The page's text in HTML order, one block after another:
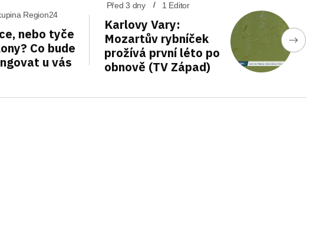
Region24
nebo tyče
Co bude
u vás
Před 3 dny 1 Editor
Karlovy Vary:
Mozartův rybníček
prožívá první léto po
obnově (TV Západ)